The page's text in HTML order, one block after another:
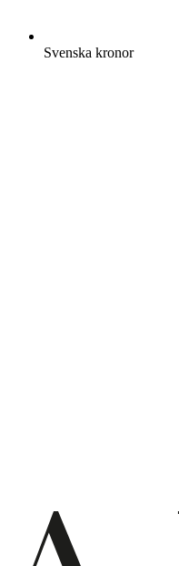
Svenska kronor